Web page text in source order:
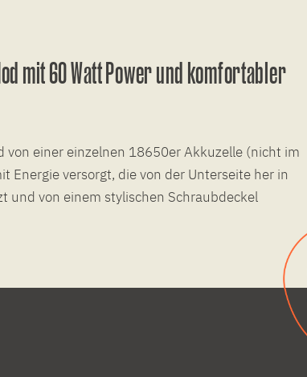
mit 60 Watt Power und komfortabler
von einer einzelnen 18650er Akkuzelle (nicht im
Energie versorgt, die von der Unterseite her in
und von einem stylischen Schraubdeckel